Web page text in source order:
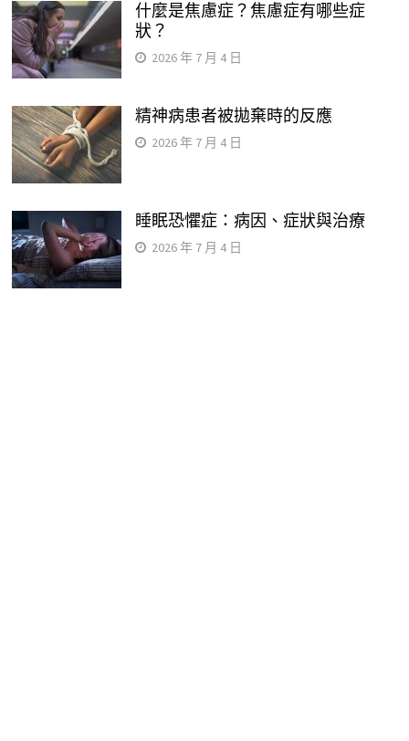
什麼是焦慮症？焦慮症有哪些症
狀？
2026 年 7 月 4 日
精神病患者被拋棄時的反應
2026 年 7 月 4 日
睡眠恐懼症：病因、症狀與治療
2026 年 7 月 4 日